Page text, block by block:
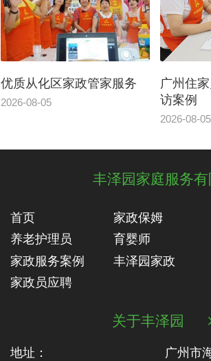
优质从化区家政管家服务
2026-08-05
广州住
访案例
2026-08-05
丰泽园家庭服务有
首页 家政保姆
养老护理员
育婴师
家政服务案例
丰泽园家政
家政员应聘
关于丰泽园
地址：
广州市